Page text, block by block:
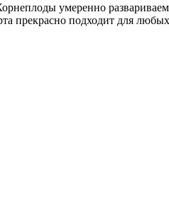
умеренно
прекрасно подходит для